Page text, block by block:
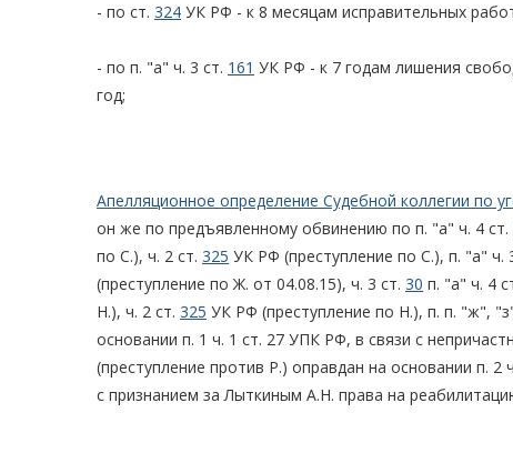
- по ст. 324 УК РФ - к 8 месяцам исправительных
- по п. "а" ч. 3 ст. 161 УК РФ - к 7 годам лишения
год;
Апелляционное определение Судебной коллегии по
он же по предъявленному обвинению по п. "а" ч. 4 ст.
по С.), ч. 2 ст. 325 УК РФ (преступление по С.), п. "а" ч.
(преступление по Ж. от 04.08.15), ч. 3 ст. 30 п. "а" ч. 4
Н.), ч. 2 ст. 325 УК РФ (преступление по Н.), п. п. "ж",
основании п. 1 ч. 1 ст. 27 УПК РФ, в связи с
(преступление против Р.) оправдан на основании п.
с признанием за Лыткиным А.Н. права на